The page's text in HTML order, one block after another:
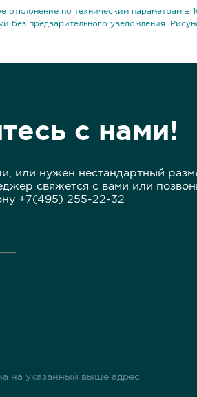
по техническим параметрам ±
без предварительного уведомления.
с нами!
или нужен нестандартный
свяжется с вами или
+7(495) 255-22-32
​​на указанный выше адрес